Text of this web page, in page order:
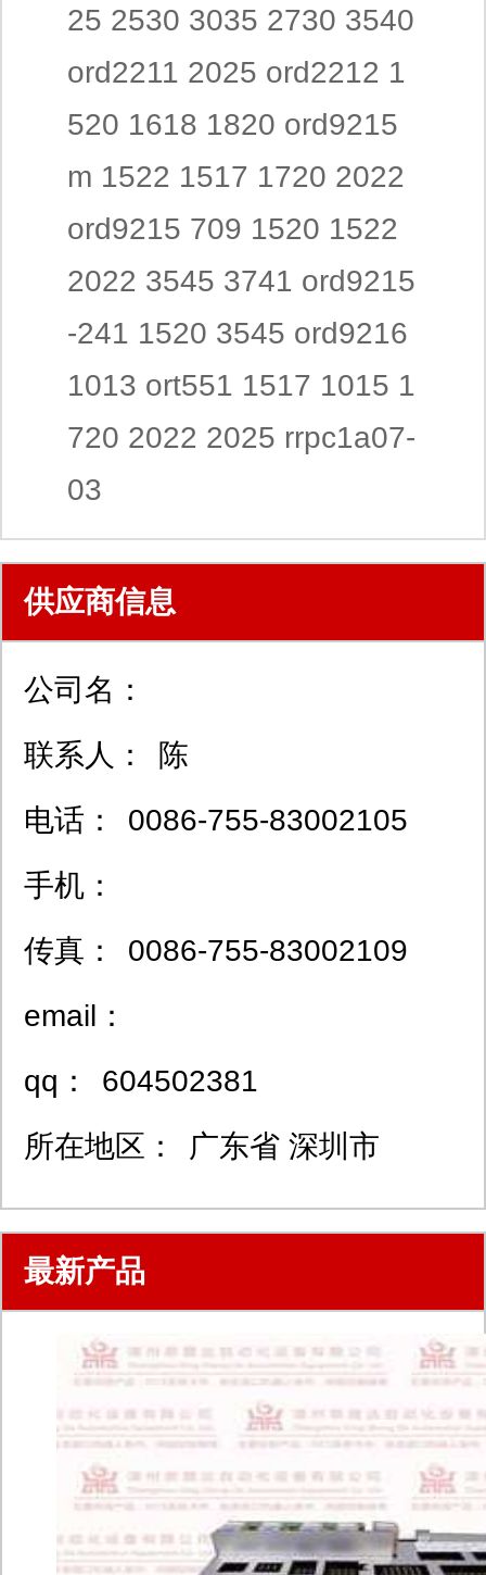
25 2530 3035 2730 3540
ord2211 2025 ord2212 1
520 1618 1820 ord9215
m 1522 1517 1720 2022
ord9215 709 1520 1522
2022 3545 3741 ord9215
-241 1520 3545 ord9216
1013 ort551 1517 1015 1
720 2022 2025 rrpc1a07-
03
供应商信息
公司名：
联系人：
陈
电话：
0086-755-83002105
手机：
传真：
0086-755-83002109
email：
qq：
604502381
所在地区：
广东省 深圳市
最新产品